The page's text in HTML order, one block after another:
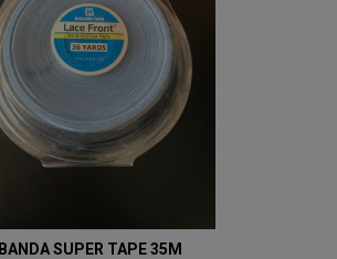
BANDA SUPER TAPE 35M